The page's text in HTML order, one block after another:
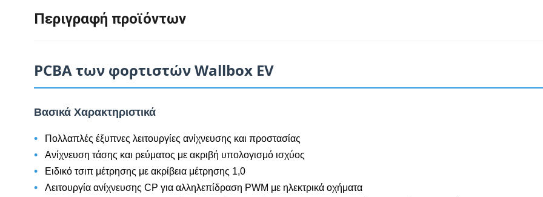
Περιγραφή προϊόντων
PCBA των φορτιστών Wallbox EV
Βασικά Χαρακτηριστικά
• Πολλαπλές έξυπνες λειτουργίες ανίχνευσης και προστασίας
• Ανίχνευση τάσης και ρεύματος με ακριβή υπολογισμό ισχύος
• Ειδικό τσιπ μέτρησης με ακρίβεια μέτρησης 1,0
• Λειτουργία ανίχνευσης CP για αλληλεπίδραση PWM με ηλεκτρικά οχήματα